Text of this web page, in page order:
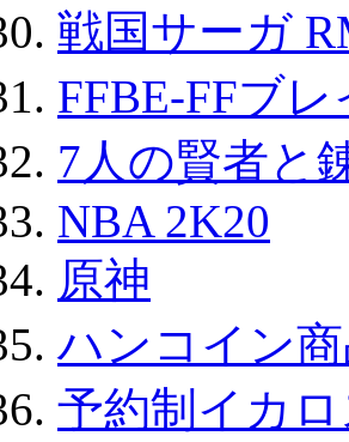
戦国サーガ
FFBE-FFブ
7人の賢者と
NBA 2K20
原神
ハンコイン
予約制イカ